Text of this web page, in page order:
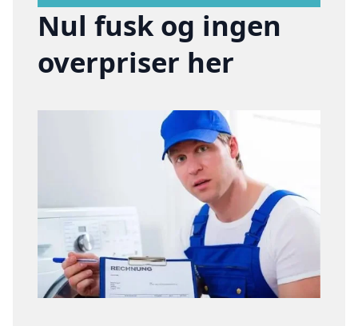
Nul fusk og ingen
overpriser her